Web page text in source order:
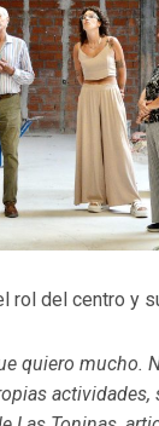
rol del centro y
quiero mucho.